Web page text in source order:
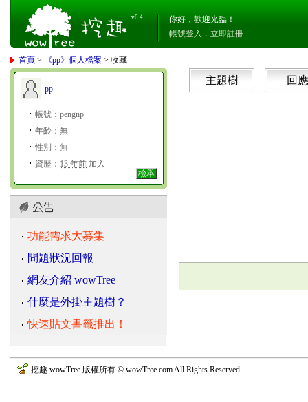
v0.4
你好，歡迎光臨！
帳號登入 ． 立即註冊
首頁 > 《pp》個人檔案 > 收藏
pp
帳號：pengnp
年齡：無
性別：無
資歷： 13 年前 加入
檢舉
功能需求大募集
問題狀況回報
網友介紹 wowTree
什麼是外掛主題樹？
快速貼文書籤推出！
主題樹 回應
挖趣 wowTree 版權所有 © wowTree.com All Rights Reserved.